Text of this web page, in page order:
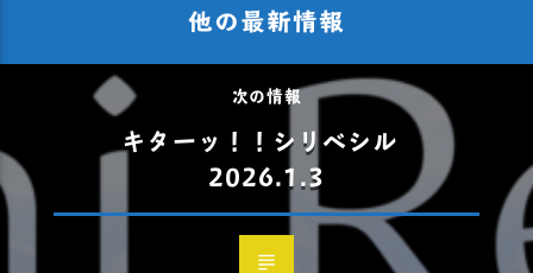
他の最新情報
次の情報
キターッ！！シリベシル
2026.1.3